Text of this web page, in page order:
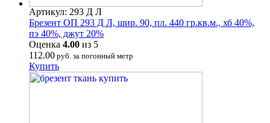
Артикул: 293 Д Л
Брезент ОП 293 Д Л, шир. 90, пл. 440 гр.кв.м., хб 40%,
пэ 40%, джут 20%
Оценка 4.00 из 5
112.00 руб. за погонный метр
Купить